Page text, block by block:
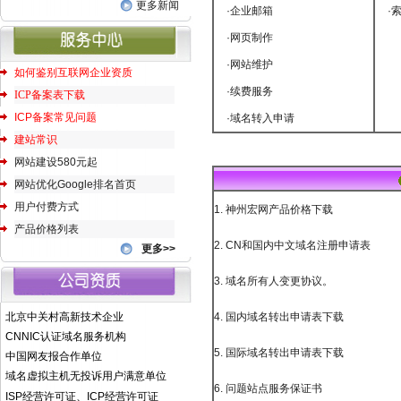
更多新闻
如何鉴别互联网企业资质
ICP备案表下载
ICP备案常见问题
建站常识
网站建设580元起
网站优化Google排名首页
用户付费方式
产品价格列表
更多>>
北京中关村高新技术企业
CNNIC认证域名服务机构
中国网友报合作单位
域名虚拟主机无投诉用户满意单位
ISP经营许可证、ICP经营许可证
·企业邮箱
· 网页制作
· 网站维护
·续费服务
·域名转入申请
·
1. 神州宏网产品价格下载
2. CN和国内中文域名注册申请表
3. 域名所有人变更协议。
4. 国内域名转出申请表下载
5. 国际域名转出申请表下载
6. 问题站点服务保证书